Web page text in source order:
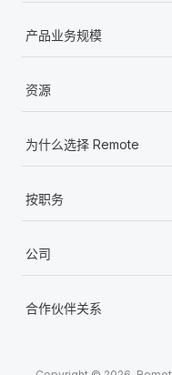
产品业务规模
资源
为什么选择 Remote
按职务
公司
合作伙伴关系